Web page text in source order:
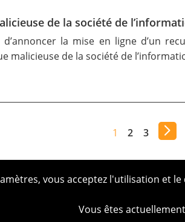
de la société de
d’annoncer la mise en ligne d’un
malicieuse de la société de
1 2 3
vous acceptez l'utilisation et
Vous êtes